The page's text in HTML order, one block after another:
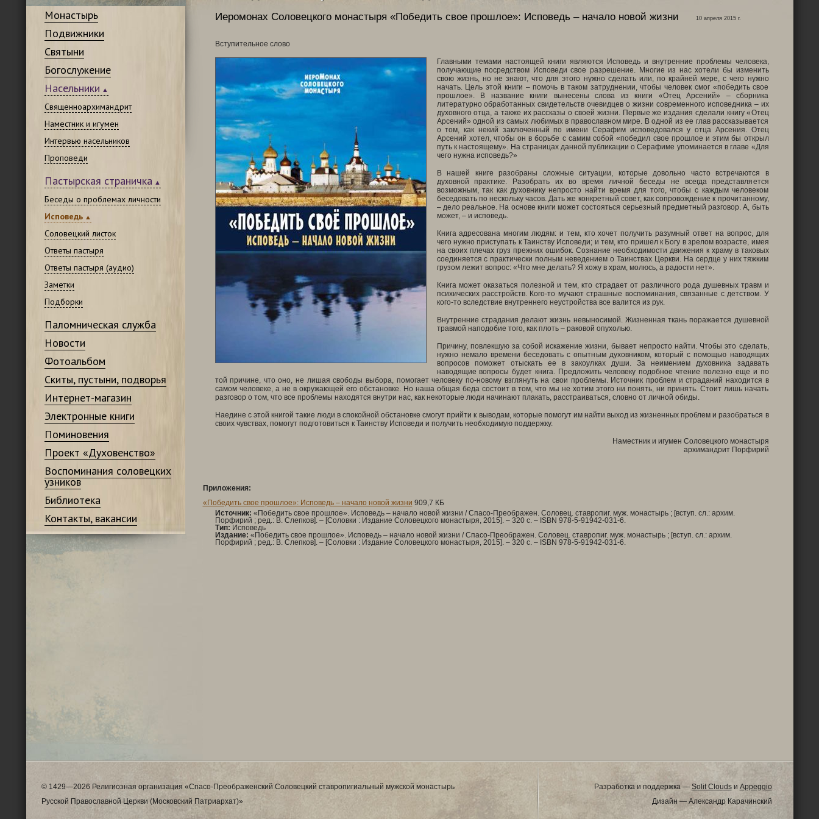
Монастырь
Подвижники
Святыни
Богослужение
Насельники
Священноархимандрит
Наместник и игумен
Интервью насельников
Проповеди
Пастырская страничка
Беседы о проблемах личности
Исповедь
Соловецкий листок
Ответы пастыря
Ответы пастыря (аудио)
Заметки
Подборки
Паломническая служба
Новости
Фотоальбом
Скиты, пустыни, подворья
Интернет-магазин
Электронные книги
Поминовения
Проект «Духовенство»
Воспоминания соловецких
узников
Библиотека
Контакты, вакансии
Иеромонах Соловецкого монастыря «Победить свое прошлое»: Исповедь – начало новой жизни 10 апреля 2015 г.
Вступительное слово
Главными темами настоящей книги являются Исповедь и внутренние проблемы человека,
получающие посредством Исповеди свое разрешение. Многие из нас хотели бы изменить
свою жизнь, но не знают, что для этого нужно сделать или, по крайней мере, с чего нужно
начать. Цель этой книги – помочь в таком затруднении, чтобы человек смог «победить свое
прошлое». В название книги вынесены слова из книги «Отец Арсений» – сборника
литературно обработанных свидетельств очевидцев о жизни современного исповедника – их
духовного отца, а также их рассказы о своей жизни. Первые же издания сделали книгу «Отец
Арсений» одной из самых любимых в православном мире. В одной из ее глав рассказывается
о том, как некий заключенный по имени Серафим исповедовался у отца Арсения. Отец
Арсений хотел, чтобы он в борьбе с самим собой «победил свое прошлое и этим бы открыл
путь к настоящему». На страницах данной публикации о Серафиме упоминается в главе «Для
чего нужна исповедь?»
В нашей книге разобраны сложные ситуации, которые довольно часто встречаются в
духовной практике. Разобрать их во время личной беседы не всегда представляется
возможным, так как духовнику непросто найти время для того, чтобы с каждым человеком
беседовать по нескольку часов. Дать же конкретный совет, как сопровождение к прочитанному,
– дело реальное. На основе книги может состояться серьезный предметный разговор. А, быть
может, – и исповедь.
Книга адресована многим людям: и тем, кто хочет получить разумный ответ на вопрос, для
чего нужно приступать к Таинству Исповеди; и тем, кто пришел к Богу в зрелом возрасте, имея
на своих плечах груз прежних ошибок. Сознание необходимости движения к храму в таковых
соединяется с практически полным неведением о Таинствах Церкви. На сердце у них тяжким
грузом лежит вопрос: «Что мне делать? Я хожу в храм, молюсь, а радости нет».
Книга может оказаться полезной и тем, кто страдает от различного рода душевных травм и
психических расстройств. Кого-то мучают страшные воспоминания, связанные с детством. У
кого-то вследствие внутреннего неустройства все валится из рук.
Внутренние страдания делают жизнь невыносимой. Жизненная ткань поражается душевной
травмой наподобие того, как плоть – раковой опухолью.
Причину, повлекшую за собой искажение жизни, бывает непросто найти. Чтобы это сделать,
нужно немало времени беседовать с опытным духовником, который с помощью наводящих
вопросов поможет отыскать ее в закоулках души. За неимением духовника задавать
наводящие вопросы будет книга. Предложить человеку подобное чтение полезно еще и по
той причине, что оно, не лишая свободы выбора, помогает человеку по-новому взглянуть на свои проблемы. Источник проблем и страданий находится в
самом человеке, а не в окружающей его обстановке. Но наша общая беда состоит в том, что мы не хотим этого ни понять, ни принять. Стоит лишь начать
разговор о том, что все проблемы находятся внутри нас, как некоторые люди начинают плакать, расстраиваться, словно от личной обиды.
Наедине с этой книгой такие люди в спокойной обстановке смогут прийти к выводам, которые помогут им найти выход из жизненных проблем и разобраться в
своих чувствах, помогут подготовиться к Таинству Исповеди и получить необходимую поддержку.
Наместник и игумен Соловецкого монастыря
архимандрит Порфирий
Приложения:
«Победить свое прошлое»: Исповедь – начало новой жизни 909,7 КБ
Источник: «Победить свое прошлое». Исповедь – начало новой жизни / Спасо-Преображен. Соловец. ставропиг. муж. монастырь ; [вступ. сл.: архим.
Порфирий ; ред.: В. Слепков]. – [Соловки : Издание Соловецкого монастыря, 2015]. – 320 с. – ISBN 978-5-91942-031-6.
Тип: Исповедь
Издание: «Победить свое прошлое». Исповедь – начало новой жизни / Спасо-Преображен. Соловец. ставропиг. муж. монастырь ; [вступ. сл.: архим.
Порфирий ; ред.: В. Слепков]. – [Соловки : Издание Соловецкого монастыря, 2015]. – 320 с. – ISBN 978-5-91942-031-6.
© 1429—2026 Религиозная организация «Спасо-Преображенский Соловецкий ставропигиальный мужской монастырь
Русской Православной Церкви (Московский Патриархат)»
Разработка и поддержка — Solit Cloudsи Appeggio
Дизайн — Александр Карачинский